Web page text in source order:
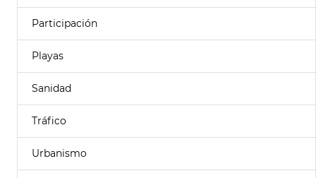
Participación
Playas
Sanidad
Tráfico
Urbanismo